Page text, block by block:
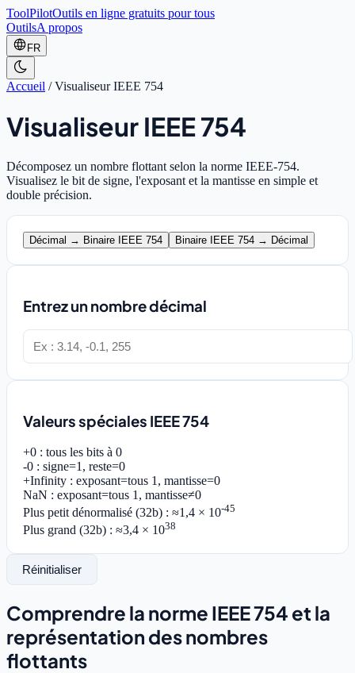
ToolPilotOutils en ligne gratuits pour tous
OutilsA propos
FR
Accueil /Visualiseur IEEE 754
Visualiseur IEEE 754
Décomposez un nombre flottant selon la norme IEEE-754.
Visualisez le bit de signe, l'exposant et la mantisse en simple et
double précision.
Décimal → Binaire IEEE 754 Binaire IEEE 754 → Décimal
Entrez un nombre décimal
Valeurs spéciales IEEE 754
+0 : tous les bits à 0
-0 : signe=1, reste=0
+Infinity : exposant=tous 1, mantisse=0
NaN : exposant=tous 1, mantisse≠0
Plus petit dénormalisé (32b) : ≈1,4 × 10-45
Plus grand (32b) : ≈3,4 × 1038
Réinitialiser
Comprendre la norme IEEE 754 et la
représentation des nombres
flottants